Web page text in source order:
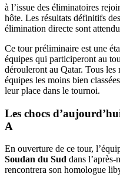
à l’issue des éliminatoires
hôte. Les résultats définitifs
élimination directe sont
Ce tour préliminaire est une
équipes qui participeront au
dérouleront au Qatar. Tous les
équipes les moins bien
leur place dans le tournoi.
Les chocs
A
En ouverture de ce tour,
Soudan du Sud dans
rencontrera son homologue